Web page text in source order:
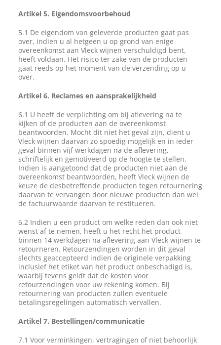
Artikel 5. Eigendomsvoorbehoud
5.1 De eigendom van geleverde producten gaat pas
over, indien u al hetgeen u op grond van enige
overeenkomst aan Vleck wijnen verschuldigd bent,
heeft voldaan. Het risico ter zake van de producten
gaat reeds op het moment van de verzending op u
over.
Artikel 6. Reclames en aansprakelijkheid
6.1 U heeft de verplichting om bij aflevering na te
kijken of de producten aan de overeenkomst
beantwoorden. Mocht dit niet het geval zijn, dient u
Vleck wijnen daarvan zo spoedig mogelijk en in ieder
geval binnen vijf werkdagen na de aflevering,
schriftelijk en gemotiveerd op de hoogte te stellen.
Indien is aangetoond dat de producten niet aan de
overeenkomst beantwoorden, heeft Vleck wijnen de
keuze de desbetreffende producten tegen retournering
daarvan te vervangen door nieuwe producten dan wel
de factuurwaarde daarvan te restitueren.
6.2 Indien u een product om welke reden dan ook niet
wenst af te nemen, heeft u het recht het product
binnen 14 werkdagen na aflevering aan Vleck wijnen te
retourneren. Retourzendingen worden in dit geval
slechts geaccepteerd indien de originele verpakking
inclusief het etiket van het product onbeschadigd is,
waarbij tevens geldt dat de kosten voor
retourzendingen voor uw rekening komen. Bij
retournering van producten zullen eventuele
betalingsregelingen automatisch vervallen.
Artikel 7. Bestellingen/communicatie
7.1 Voor verminkingen, vertragingen of niet behoorlijk